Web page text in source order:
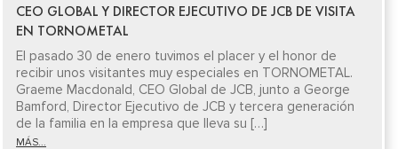
CEO GLOBAL Y DIRECTOR EJECUTIVO DE JCB DE VISITA
EN TORNOMETAL
El pasado 30 de enero tuvimos el placer y el honor de
recibir unos visitantes muy especiales en TORNOMETAL.
Graeme Macdonald, CEO Global de JCB, junto a George
Bamford, Director Ejecutivo de JCB y tercera generación
de la familia en la empresa que lleva su […]
MÁS...